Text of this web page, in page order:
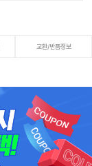
교환/반품정보